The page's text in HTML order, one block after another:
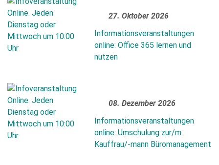
27. Oktober 2026
Informationsveranstaltungen
online: Office 365 lernen und
nutzen
08. Dezember 2026
Informationsveranstaltungen
online: Umschulung zur/m
Kauffrau/-mann Büromanagement